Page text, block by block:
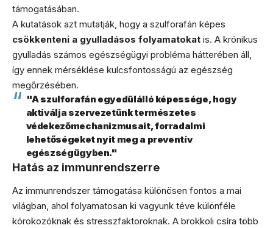
támogatásában.
A kutatások azt mutatják, hogy a szulforafán képes
csökkenteni a gyulladásos folyamatokat is. A krónikus
gyulladás számos egészségügyi probléma hátterében áll,
így ennek mérséklése kulcsfontosságú az egészség
megőrzésében.
"A szulforafán egyedülálló képessége, hogy
aktiválja szervezetünk természetes
védekezőmechanizmusait, forradalmi
lehetőségeket nyit meg a preventív
egészségügyben."
Hatás az immunrendszerre
Az immunrendszer támogatása különösen fontos a mai
világban, ahol folyamatosan ki vagyunk téve különféle
kórokozóknak és stresszfaktoroknak. A brokkoli csíra több